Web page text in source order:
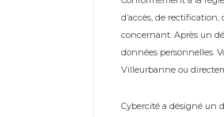
d’accès, de
concernant. Après un
données personnelles.
Villeurbanne ou
Cybercité a désigné un